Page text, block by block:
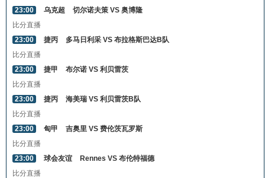
23:00
乌克超
切尔诺夫策 VS 奥博隆
比分直播
23:00
捷丙
多马日利采 VS 布拉格斯巴达B队
比分直播
23:00
捷甲
布尔诺 VS 利贝雷茨
比分直播
23:00
捷丙
海美瑞 VS 利贝雷茨B队
比分直播
23:00
匈甲
吉奥里 VS 费伦茨瓦罗斯
比分直播
23:00
球会友谊
Rennes VS 布伦特福德
比分直播